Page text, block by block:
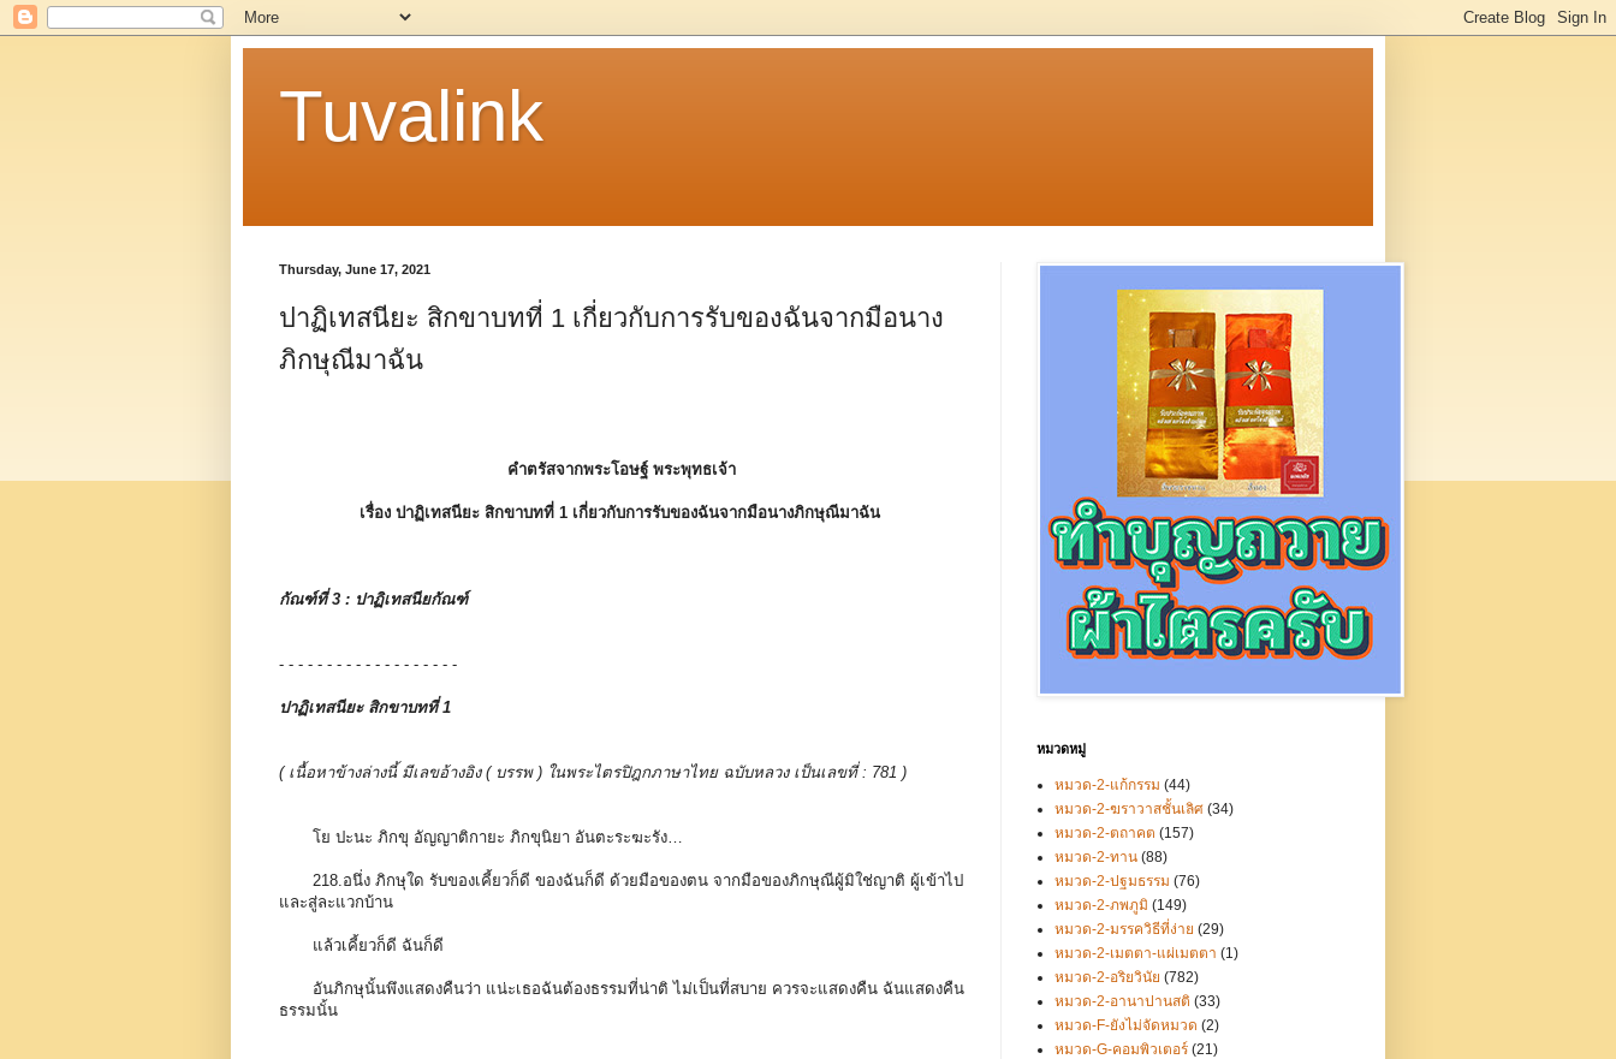
Tuvalink
Thursday, June 17, 2021
ปาฏิเทสนียะ สิกขาบทที่ 1 เกี่ยวกับการรับของฉันจากมือนาง
ภิกษุณีมาฉัน
คำตรัสจากพระโอษฐ์ พระพุทธเจ้า
เรื่อง ปาฏิเทสนียะ สิกขาบทที่ 1 เกี่ยวกับการรับของฉันจากมือนางภิกษุณีมาฉัน
กัณฑ์ที่ 3 : ปาฏิเทสนียกัณฑ์
- - - - - - - - - - - - - - - - - - -
ปาฏิเทสนียะ สิกขาบทที่ 1
( เนื้อหาข้างล่างนี้ มีเลขอ้างอิง ( บรรพ ) ในพระไตรปิฎกภาษาไทย ฉบับหลวง เป็นเลขที่ : 781 )
โย ปะนะ ภิกขุ อัญญาติกายะ ภิกขุนิยา อันตะระฆะรัง…
218.อนึ่ง ภิกษุใด รับของเคี้ยวก็ดี ของฉันก็ดี ด้วยมือของตน จากมือของภิกษุณีผู้มิใช่ญาติ ผู้เข้าไป
และสู่ละแวกบ้าน
แล้วเคี้ยวก็ดี ฉันก็ดี
อันภิกษุนั้นพึงแสดงคืนว่า แน่ะเธอฉันต้องธรรมที่น่าติ ไม่เป็นที่สบาย ควรจะแสดงคืน ฉันแสดงคืน
ธรรมนั้น
หมวดหมู่
หมวด-2-แก้กรรม (44)
หมวด-2-ฆราวาสชั้นเลิศ (34)
หมวด-2-ตถาคต (157)
หมวด-2-ทาน (88)
หมวด-2-ปฐมธรรม (76)
หมวด-2-ภพภูมิ (149)
หมวด-2-มรรควิธีที่ง่าย (29)
หมวด-2-เมตตา-แผ่เมตตา (1)
หมวด-2-อริยวินัย (782)
หมวด-2-อานาปานสติ (33)
หมวด-F-ยังไม่จัดหมวด (2)
หมวด-G-คอมพิวเตอร์ (21)